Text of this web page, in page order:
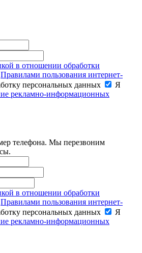
в отношении обработки
Правилами пользования интернет-
персональных данных
Я
рекламно-информационных
телефона. Мы перезвоним
в отношении обработки
Правилами пользования интернет-
персональных данных
Я
рекламно-информационных